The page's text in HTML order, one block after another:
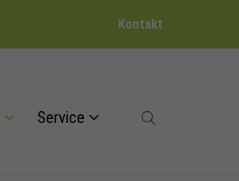
Kontakt
Service